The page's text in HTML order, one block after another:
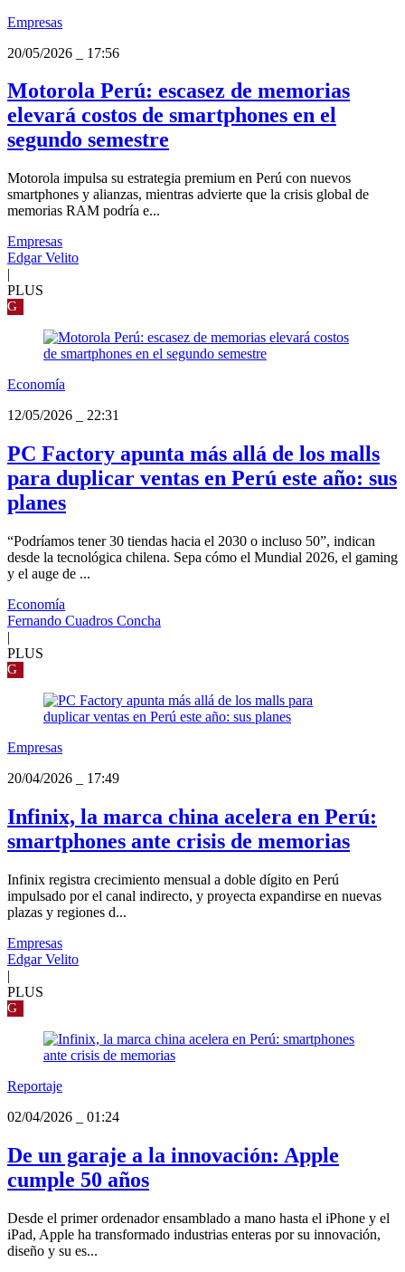
Empresas
20/05/2026
17:56
Motorola Perú: escasez de memorias
elevará costos de smartphones en el
segundo semestre
Motorola impulsa su estrategia premium en Perú con nuevos
smartphones y alianzas, mientras advierte que la crisis global de
memorias RAM podría e...
Empresas
Edgar Velito
|
PLUS
G
Economía
12/05/2026
22:31
PC Factory apunta más allá de los malls
para duplicar ventas en Perú este año: sus
planes
“Podríamos tener 30 tiendas hacia el 2030 o incluso 50”, indican
desde la tecnológica chilena. Sepa cómo el Mundial 2026, el gaming
y el auge de ...
Economía
Fernando Cuadros Concha
|
PLUS
G
Empresas
20/04/2026
17:49
Infinix, la marca china acelera en Perú:
smartphones ante crisis de memorias
Infinix registra crecimiento mensual a doble dígito en Perú
impulsado por el canal indirecto, y proyecta expandirse en nuevas
plazas y regiones d...
Empresas
Edgar Velito
|
PLUS
G
Reportaje
02/04/2026
01:24
De un garaje a la innovación: Apple
cumple 50 años
Desde el primer ordenador ensamblado a mano hasta el iPhone y el
iPad, Apple ha transformado industrias enteras por su innovación,
diseño y su es...